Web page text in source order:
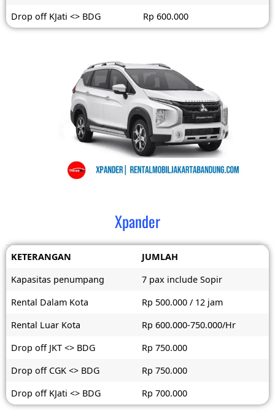
Drop off KJati <> BDG
Rp 600.000
Xpander
KETERANGAN
JUMLAH
Kapasitas penumpang
7 pax include Sopir
Rental Dalam Kota
Rp 500.000 / 12 jam
Rental Luar Kota
Rp 600.000-750.000/Hr
Drop off JKT <> BDG
Rp 750.000
Drop off CGK <> BDG
Rp 750.000
Drop off KJati <> BDG
Rp 700.000